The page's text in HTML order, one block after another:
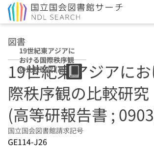
図書
19世紀東アジアに
おける国際秩序観
の比較研究 (高等
研報告書 ; 0903)
19世紀東アジアに
際秩序観の比較研究
(高等研報告書 ;
国立国会図書館請求記号
GE114-J26